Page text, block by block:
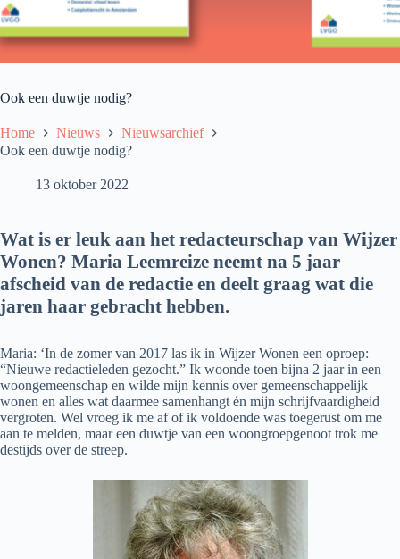
Ook een duwtje nodig?
Home Nieuws
Nieuwsarchief
Ook een duwtje nodig?
13 oktober 2022
Wat is er leuk aan het redacteurschap van Wijzer
Wonen? Maria Leemreize neemt na 5 jaar
afscheid van de redactie en deelt graag wat die
jaren haar gebracht hebben.
Maria: ‘In de zomer van 2017 las ik in Wijzer Wonen een oproep:
“Nieuwe redactieleden gezocht.” Ik woonde toen bijna 2 jaar in een
woongemeenschap en wilde mijn kennis over gemeenschappelijk
wonen en alles wat daarmee samenhangt én mijn schrijfvaardigheid
vergroten. Wel vroeg ik me af of ik voldoende was toegerust om me
aan te melden, maar een duwtje van een woongroepgenoot trok me
destijds over de streep.